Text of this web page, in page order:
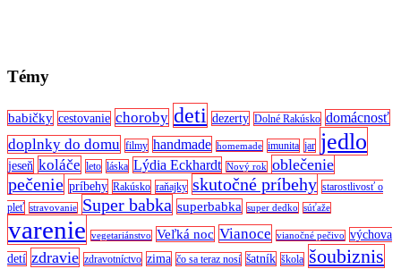
Témy
babičky cestovanie choroby deti dezerty Dolné Rakúsko domácnosť
doplnky do domu filmy handmade homemade imunita jar jedlo
jeseň koláče leto láska Lýdia Eckhardt Nový rok oblečenie
pečenie príbehy Rakúsko raňajky skutočné príbehy starostlivosť o
pleť stravovanie Super babka superbabka super dedko súťaže
varenie vegetariánstvo Veľká noc Vianoce vianočné pečivo
výchova
detí zdravie zdravotníctvo zima čo sa teraz nosí šatník škola šoubiznis